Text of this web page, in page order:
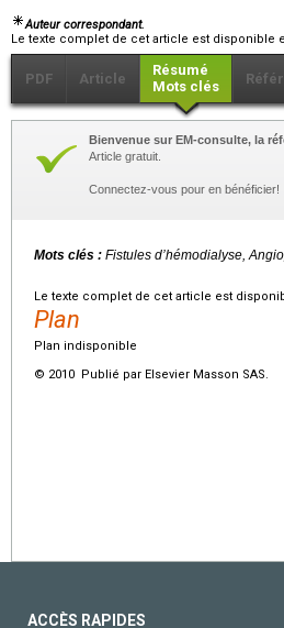
Auteur correspondant.
Le texte complet de cet article est disponible
PDF Article
Résumé
Mots clés
Bienvenue sur EM-consulte, la
Article gratuit.
Connectez-vous pour en bénéficier!
Mots clés : Fistules d’hémodialyse,
Le texte complet de cet article est
Plan
Plan indisponible
© 2010 Publié par Elsevier Masson SAS.
ACCÈS RAPIDES